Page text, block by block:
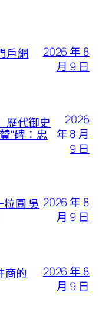
戶網
2026 年 8
月 9 日
歷代御史
"碑：忠
2026
年 8 月
9 日
圓 吳 2026 年 8
月 9 日
商的
2026 年 8
月 9 日